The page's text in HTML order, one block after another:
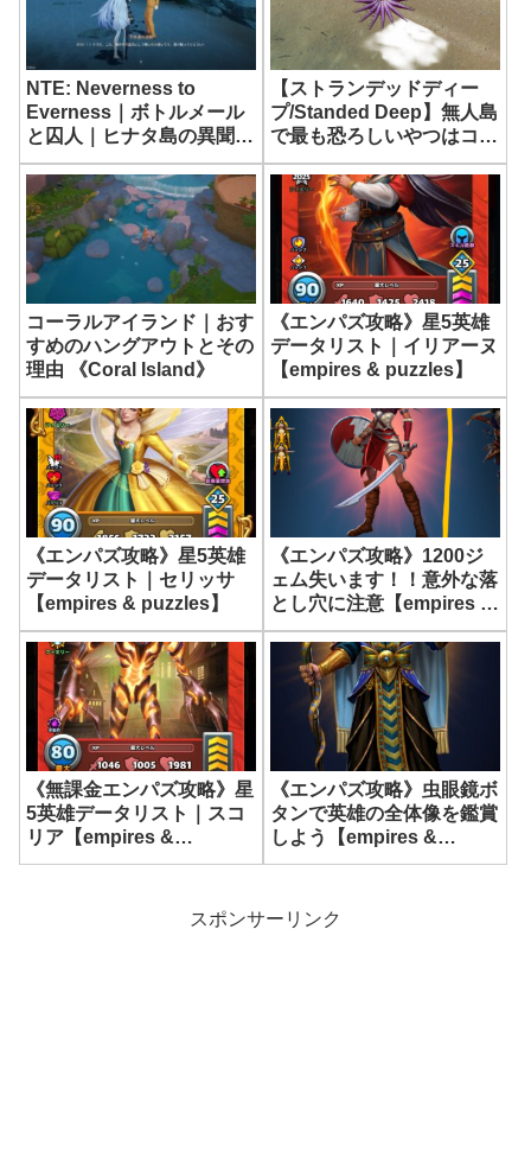
NTE: Neverness to
Everness｜ボトルメール
と囚人｜ヒナタ島の異聞録
【ネバエバ】
【ストランデッドディー
プ/Standed Deep】無人島
で最も恐ろしいやつはコ
レ…。
コーラルアイランド｜おす
すめのハングアウトとその
理由 《Coral Island》
《エンパズ攻略》星5英雄
データリスト｜イリアーヌ
【empires & puzzles】
《エンパズ攻略》星5英雄
データリスト｜セリッサ
【empires & puzzles】
《エンパズ攻略》1200ジ
ェム失います！！意外な落
とし穴に注意【empires &
puzzles】
《無課金エンパズ攻略》星
5英雄データリスト｜スコ
リア【empires &
puzzles】
《エンパズ攻略》虫眼鏡ボ
タンで英雄の全体像を鑑賞
しよう【empires &
puzzles】
スポンサーリンク